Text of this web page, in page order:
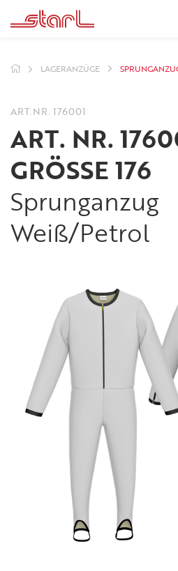
LAGERANZÜGE
ART.NR. 176001
ART. NR.
GRÖSSE 176
Sprunganzug
Weiß/Petrol